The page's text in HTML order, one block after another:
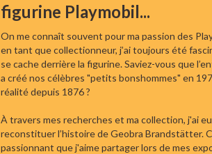
figurine Playmobil...
On me connaît souvent pour ma passion des
en tant que collectionneur, j’ai toujours été
se cache derrière la figurine. Saviez-vous que
a créé nos célèbres "petits bonshommes" en
réalité depuis 1876 ?
À travers mes recherches et ma collection, j'ai
reconstituer l’histoire de Geobra Brandstätter.
passionnant que j'aime partager lors de mes